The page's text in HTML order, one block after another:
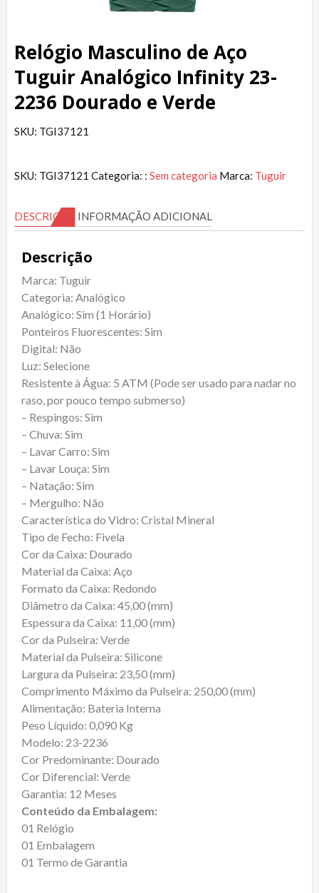
Relógio Masculino de Aço
Tuguir Analógico Infinity 23-
2236 Dourado e Verde
SKU: TGI37121
SKU: TGI37121 Categoria: : Sem categoria Marca: Tuguir
DESCRIÇÃO INFORMAÇÃO ADICIONAL
Descrição
Marca: Tuguir
Categoria: Analógico
Analógico: Sim (1 Horário)
Ponteiros Fluorescentes: Sim
Digital: Não
Luz: Selecione
Resistente à Água: 5 ATM (Pode ser usado para nadar no
raso, por pouco tempo submerso)
– Respingos: Sim
– Chuva: Sim
– Lavar Carro: Sim
– Lavar Louça: Sim
– Natação: Sim
– Mergulho: Não
Característica do Vidro: Cristal Mineral
Tipo de Fecho: Fivela
Cor da Caixa: Dourado
Material da Caixa: Aço
Formato da Caixa: Redondo
Diâmetro da Caixa: 45,00 (mm)
Espessura da Caixa: 11,00 (mm)
Cor da Pulseira: Verde
Material da Pulseira: Silicone
Largura da Pulseira: 23,50 (mm)
Comprimento Máximo da Pulseira: 250,00 (mm)
Alimentação: Bateria Interna
Peso Líquido: 0,090 Kg
Modelo: 23-2236
Cor Predominante: Dourado
Cor Diferencial: Verde
Garantia: 12 Meses
Conteúdo da Embalagem:
01 Relógio
01 Embalagem
01 Termo de Garantia